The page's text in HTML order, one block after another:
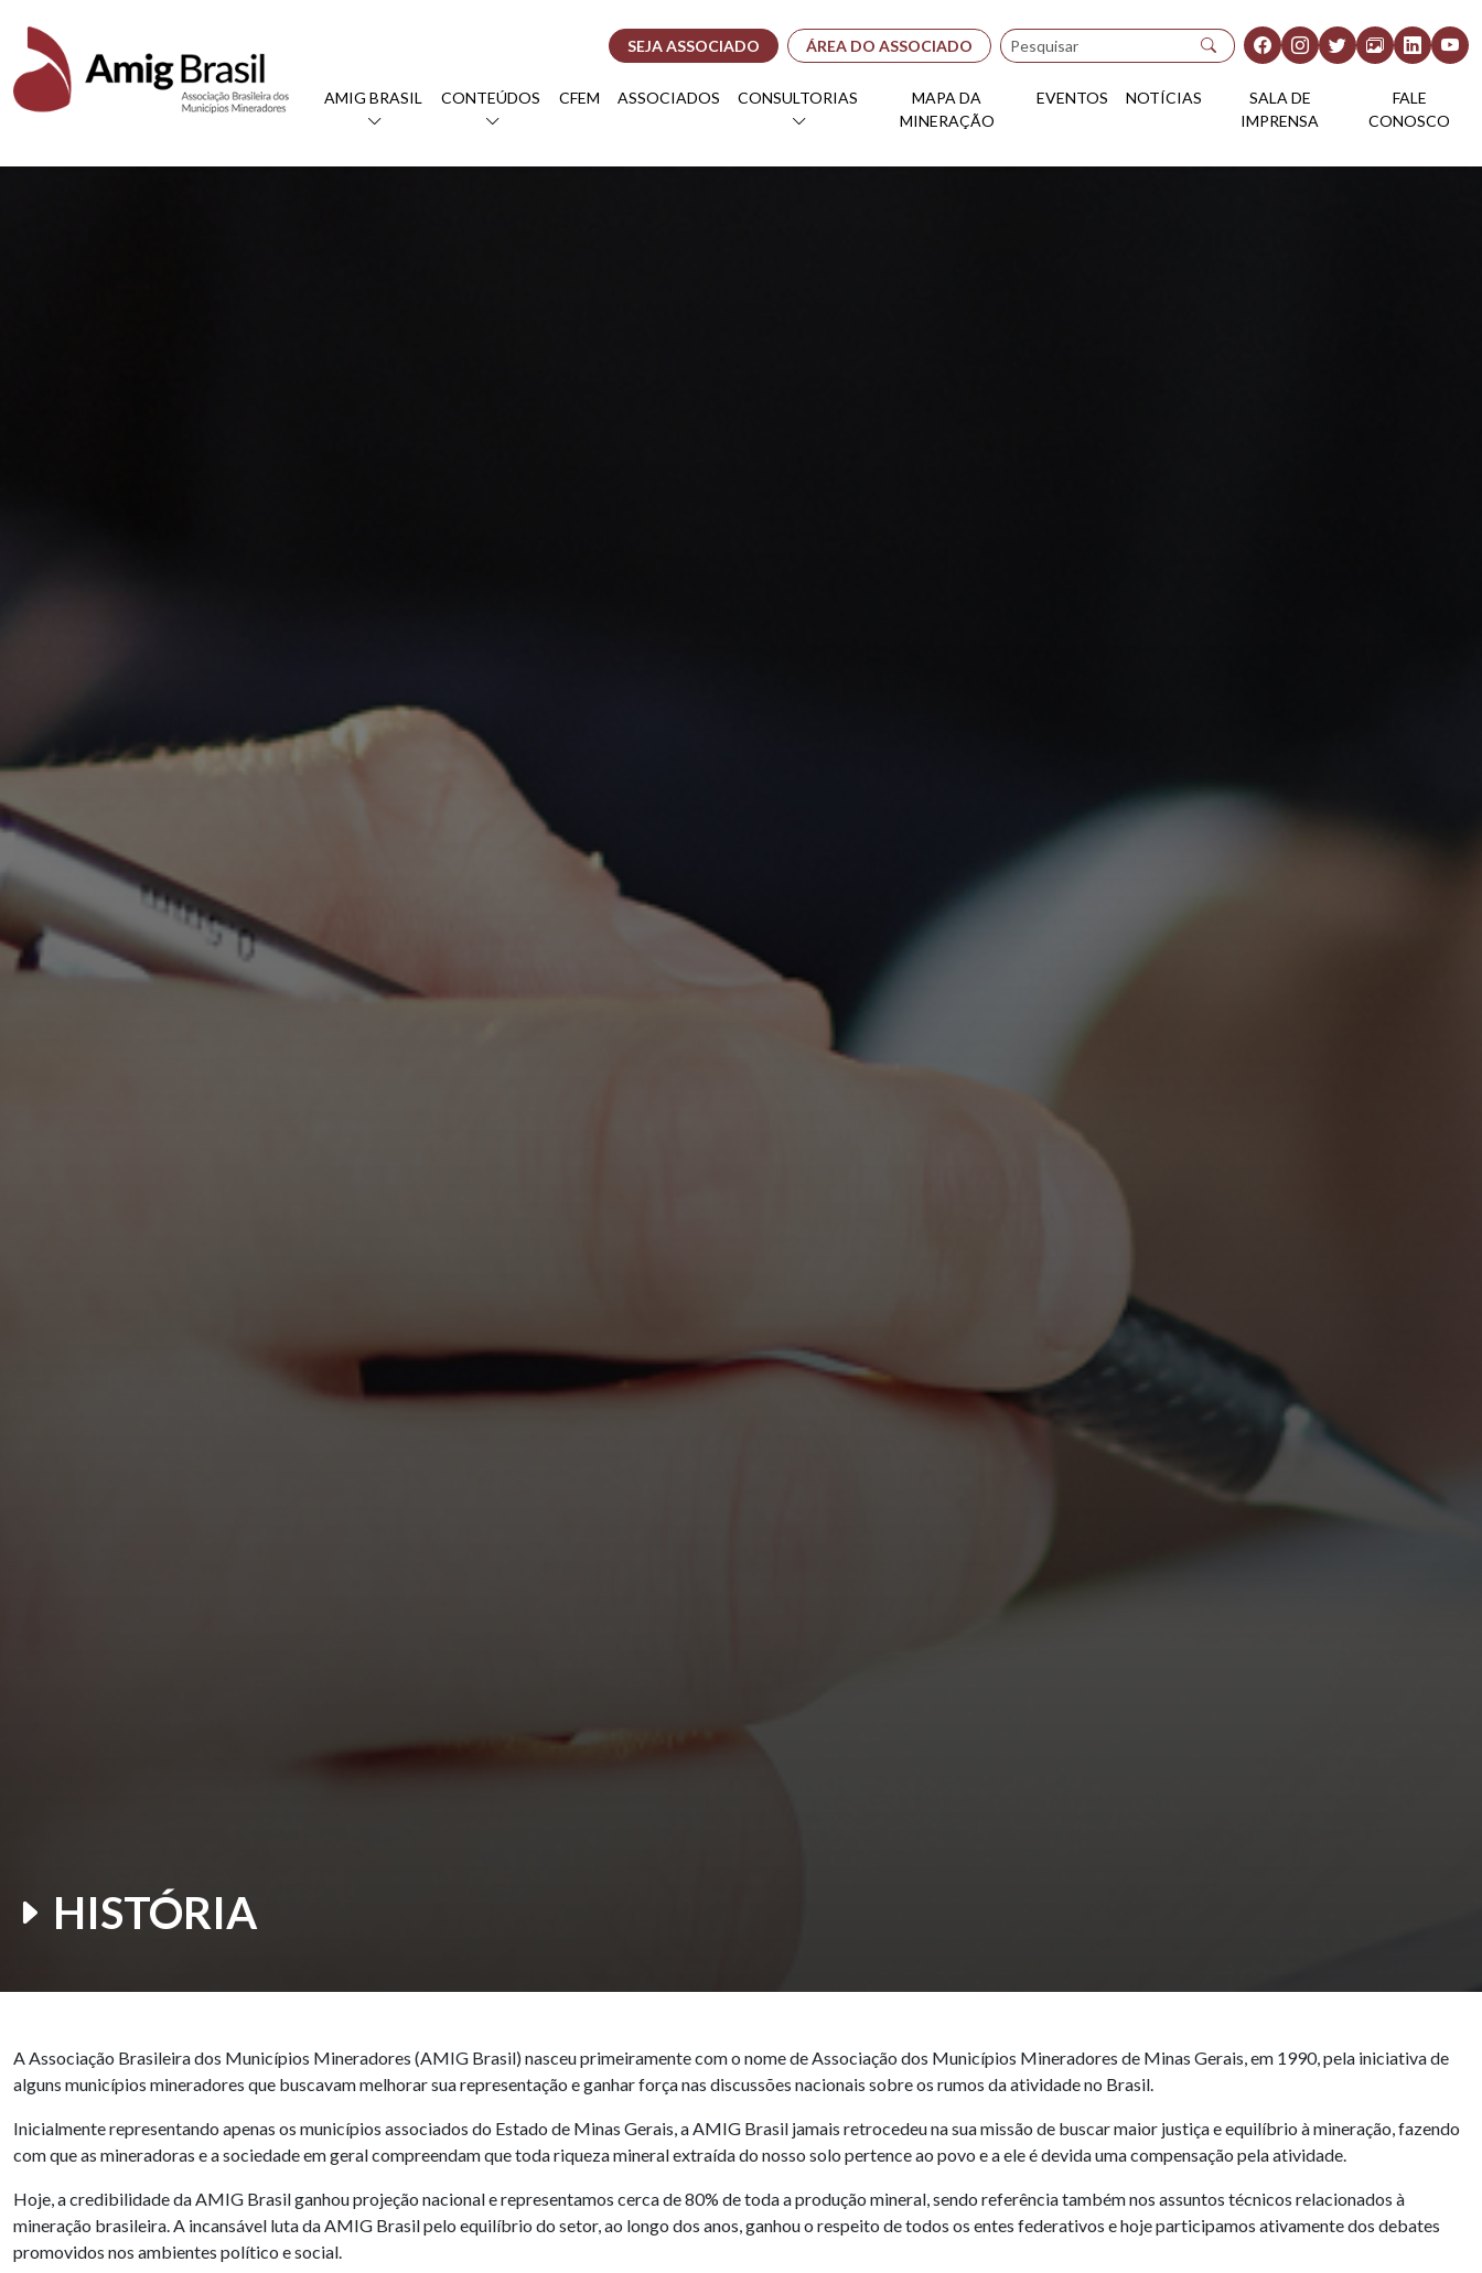
SEJA ASSOCIADO ÁREA DO ASSOCIADO Pesquisar
AMIG BRASIL CONTEÚDOS CFEM ASSOCIADOS CONSULTORIAS
MAPA DA
MINERAÇÃO
EVENTOS NOTÍCIAS
SALA DE
IMPRENSA
FALE
CONOSCO
HISTÓRIA
A Associação Brasileira dos Municípios Mineradores (AMIG Brasil) nasceu primeiramente com o nome de Associação dos Municípios Mineradores de Minas Gerais, em 1990, pela iniciativa de
alguns municípios mineradores que buscavam melhorar sua representação e ganhar força nas discussões nacionais sobre os rumos da atividade no Brasil.
Inicialmente representando apenas os municípios associados do Estado de Minas Gerais, a AMIG Brasil jamais retrocedeu na sua missão de buscar maior justiça e equilíbrio à mineração, fazendo
com que as mineradoras e a sociedade em geral compreendam que toda riqueza mineral extraída do nosso solo pertence ao povo e a ele é devida uma compensação pela atividade.
Hoje, a credibilidade da AMIG Brasil ganhou projeção nacional e representamos cerca de 80% de toda a produção mineral, sendo referência também nos assuntos técnicos relacionados à
mineração brasileira. A incansável luta da AMIG Brasil pelo equilíbrio do setor, ao longo dos anos, ganhou o respeito de todos os entes federativos e hoje participamos ativamente dos debates
promovidos nos ambientes político e social.